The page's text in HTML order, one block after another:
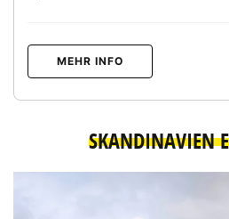
MEHR INFO
SKANDINAVIEN